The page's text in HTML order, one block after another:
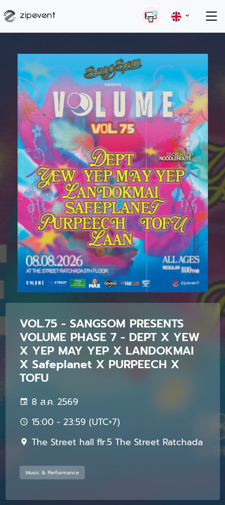
VOL.75 - SANGSOM PRESENTS
VOLUME PHASE 7 - DEPT X YEW
X YEP MAY YEP X LANDOKMAI
X Safeplanet X PURPEECH X
TOFU
8 ส.ค. 2569
15:00 - 23:59 (UTC+7)
The Street hall flr.5 The Street Ratchada
Music & Performance